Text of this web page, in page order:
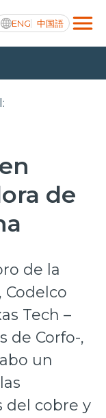
ENG 中国語
de
de la
Tech –
de Corfo-,
un
del cobre y